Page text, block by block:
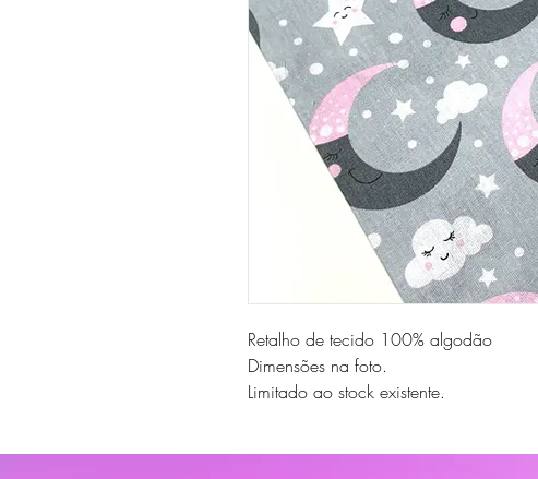
Retalho de tecido 100% algodão
Dimensões na foto.
Limitado ao stock existente.